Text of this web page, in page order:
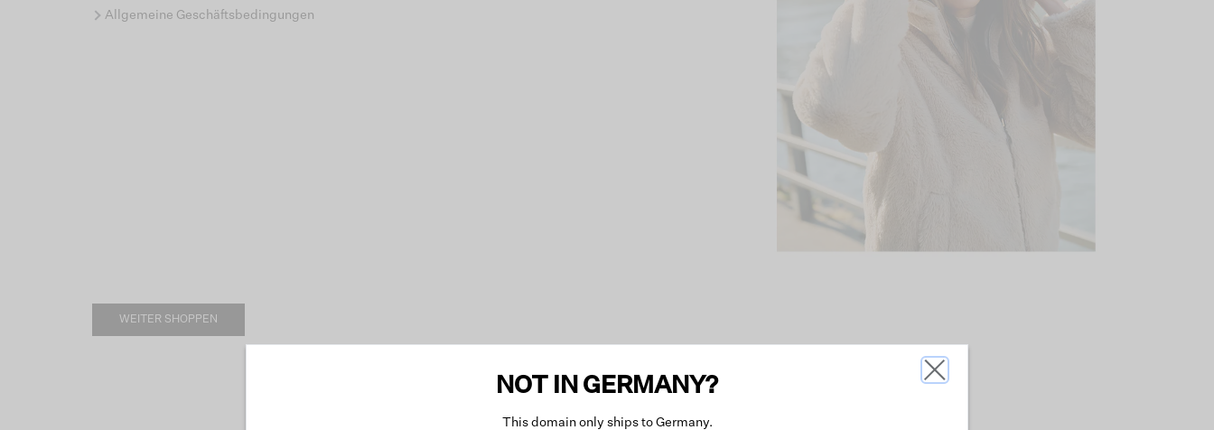
Allgemeine Geschäftsbedingungen
WEITER SHOPPEN
NOT IN GERMANY?
This domain only ships to Germany.